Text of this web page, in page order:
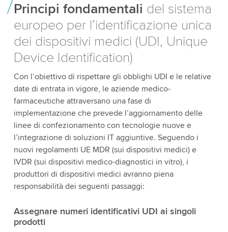
Principi fondamentali del sistema
europeo per l’identificazione unica
dei dispositivi medici (UDI, Unique
Device Identification)
Con l’obiettivo di rispettare gli obblighi UDI e le relative
date di entrata in vigore, le aziende medico-
farmaceutiche attraversano una fase di
implementazione che prevede l’aggiornamento delle
linee di confezionamento con tecnologie nuove e
l’integrazione di soluzioni IT aggiuntive. Seguendo i
nuovi regolamenti UE MDR (sui dispositivi medici) e
IVDR (sui dispositivi medico-diagnostici in vitro), i
produttori di dispositivi medici avranno piena
responsabilità dei seguenti passaggi:
Assegnare numeri identificativi UDI ai singoli
prodotti